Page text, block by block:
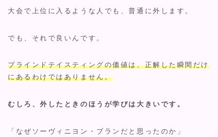
大会で上位に入るような人でも、普通に外します。
でも、それで良いんです。
ブラインドテイスティングの価値は、正解した瞬間だけ
にあるわけではありません。
むしろ、外したときのほうが学びは大きいです。
「なぜソーヴィニヨン・ブランだと思ったのか」